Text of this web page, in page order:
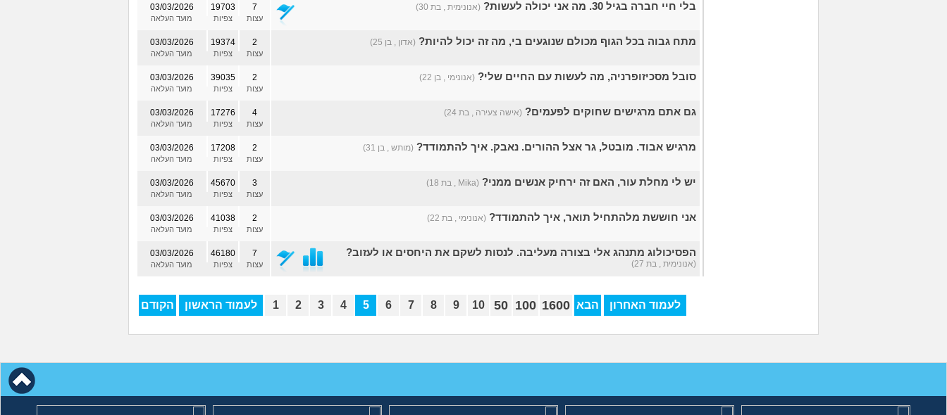
בלי חיי חברה בגיל 30. מה אני יכולה לעשות? (אנונימית , בת 30) 03/03/2026
מועד העלאה
19703
צפיות
7
עצות
מתח גבוה בכל הגוף מכולם שנוגעים בי, מה זה יכול להיות? (אדון , בן 25) 03/03/2026
מועד העלאה
19374
צפיות
2
עצות
סובל מסכיזופרניה, מה לעשות עם החיים שלי? (אנונימי , בן 22) 03/03/2026
מועד העלאה
39035
צפיות
2
עצות
גם אתם מרגישים שחוקים לפעמים? (אישה צעירה , בת 24) 03/03/2026
מועד העלאה
17276
צפיות
4
עצות
מרגיש אבוד. מובטל, גר אצל ההורים. נאבק. איך להתמודד? (מותש , בן 31) 03/03/2026
מועד העלאה
17208
צפיות
2
עצות
יש לי מחלת עור, האם זה ירחיק אנשים ממני? (Mika , בת 18) 03/03/2026
מועד העלאה
45670
צפיות
3
עצות
אני חוששת מלהתחיל תואר, איך להתמודד? (אנונימי , בת 22) 03/03/2026
מועד העלאה
41038
צפיות
2
עצות
הפסיכולוג מתנהג אלי בצורה מעליבה. לנסות לשקם את היחסים או לעזוב?
(אנונימית , בת 27)
03/03/2026
מועד העלאה
46180
צפיות
7
עצות
הקודם לעמוד הראשון 1 2 3 4 5 6 7 8 9 10 50 100 1600 הבא לעמוד האחרון